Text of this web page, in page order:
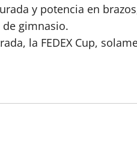
y potencia en
gimnasio.
la FEDEX Cup,